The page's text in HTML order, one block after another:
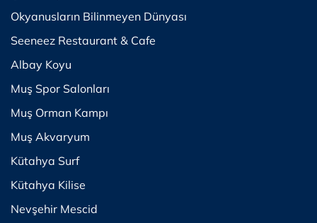
Okyanusların Bilinmeyen Dünyası
Seeneez Restaurant & Cafe
Albay Koyu
Muş Spor Salonları
Muş Orman Kampı
Muş Akvaryum
Kütahya Surf
Kütahya Kilise
Nevşehir Mescid